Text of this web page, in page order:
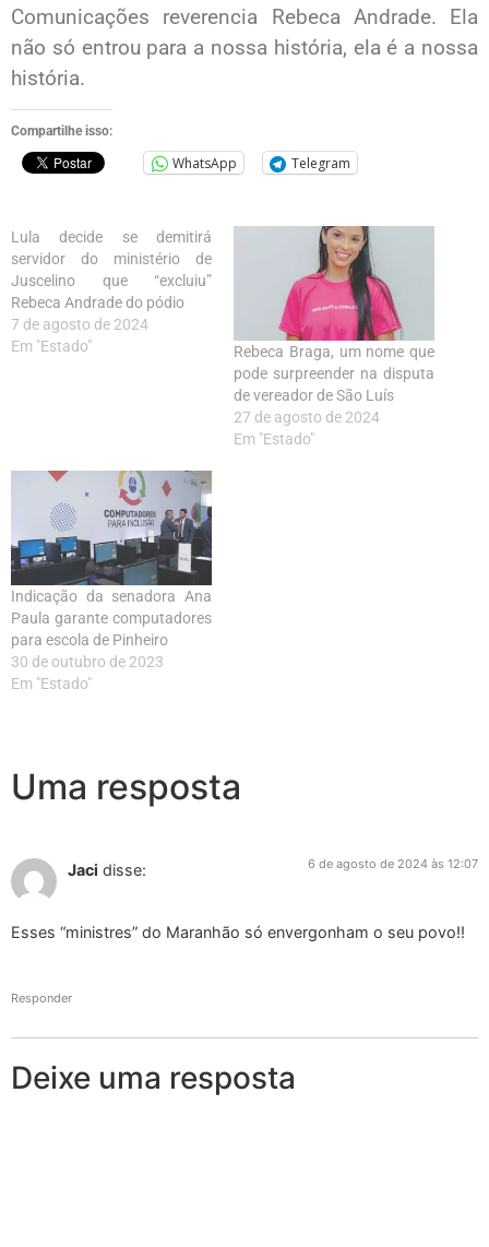
Comunicações reverencia Rebeca Andrade. Ela
não só entrou para a nossa história, ela é a nossa
história.
Compartilhe isso:
WhatsApp Telegram
Lula decide se demitirá
servidor do ministério de
Juscelino que “excluiu”
Rebeca Andrade do pódio
7 de agosto de 2024
Em "Estado"
Rebeca Braga, um nome que
pode surpreender na disputa
de vereador de São Luís
27 de agosto de 2024
Em "Estado"
Indicação da senadora Ana
Paula garante computadores
para escola de Pinheiro
30 de outubro de 2023
Em "Estado"
Uma resposta
Jaci disse: 6 de agosto de 2024 às 12:07
Esses “ministres” do Maranhão só envergonham o seu povo!!
Responder
Deixe uma resposta